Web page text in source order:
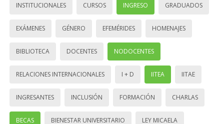
INSTITUCIONALES CURSOS INGRESO GRADUADOS
EXÁMENES GÉNERO EFEMÉRIDES HOMENAJES
BIBLIOTECA DOCENTES NODOCENTES
RELACIONES INTERNACIONALES I + D IITEA IITAE
INGRESANTES INCLUSIÓN FORMACIÓN CHARLAS
BECAS BIENESTAR UNIVERSITARIO LEY MICAELA